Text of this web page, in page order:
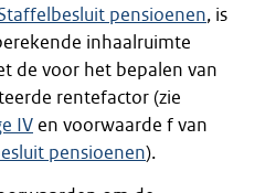
pensioenen, is
inhaalruimte
de voor het bepalen van
rentefactor (zie
IV en voorwaarde f van
pensioenen).